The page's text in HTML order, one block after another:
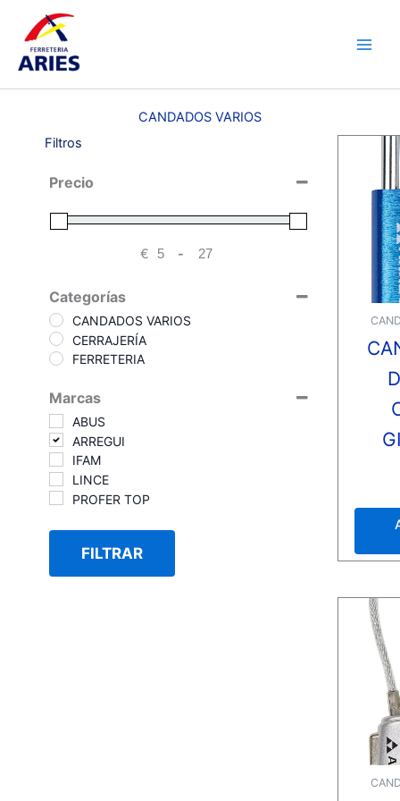
contenido
CANDADOS VARIOS
Filtros
Precio
€ Minimum Price
-Maximum Price
Categorías
CANDADOS VARIOS
CERRAJERÍA
FERRETERIA
Marcas
ABUS
ARREGUI
IFAM
LINCE
PROFER TOP
FILTRAR
0